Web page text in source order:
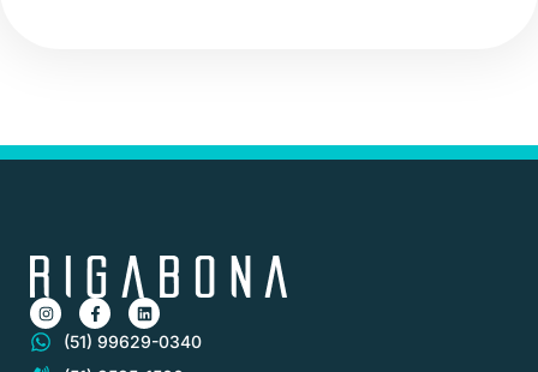
(51) 99629-0340